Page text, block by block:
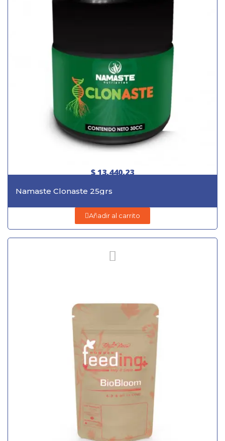
$ 13.440,23
Namaste Clonaste 25grs
Añadir al carrito